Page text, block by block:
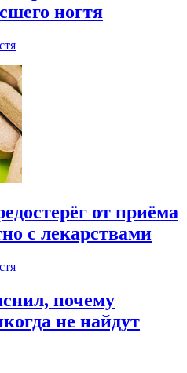
ногтя
от приёма
с лекарствами
почему
не найдут